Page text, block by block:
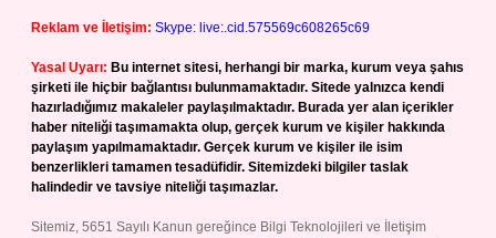
Reklam ve İletişim: Skype: live:.cid.575569c608265c69
Yasal Uyarı: Bu internet sitesi, herhangi bir marka, kurum veya şahıs
şirketi ile hiçbir bağlantısı bulunmamaktadır. Sitede yalnızca kendi
hazırladığımız makaleler paylaşılmaktadır. Burada yer alan içerikler
haber niteliği taşımamakta olup, gerçek kurum ve kişiler hakkında
paylaşım yapılmamaktadır. Gerçek kurum ve kişiler ile isim
benzerlikleri tamamen tesadüfidir. Sitemizdeki bilgiler taslak
halindedir ve tavsiye niteliği taşımazlar.
Sitemiz, 5651 Sayılı Kanun gereğince Bilgi Teknolojileri ve İletişim